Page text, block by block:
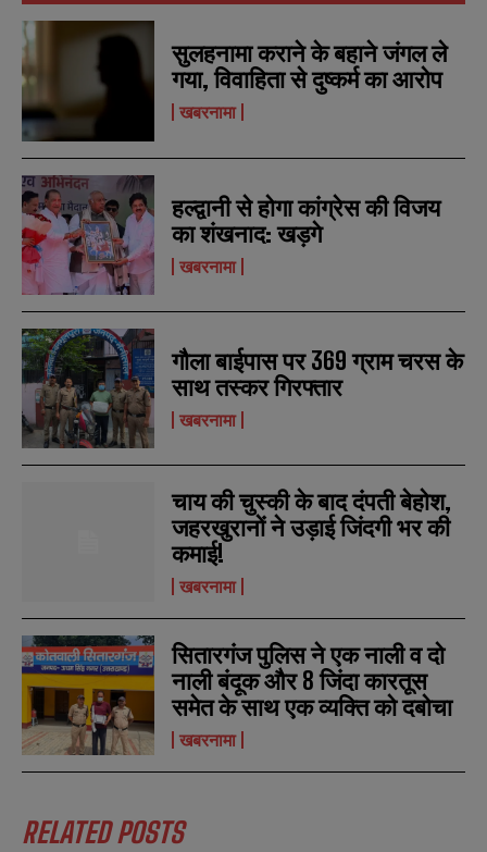
N
a
e
r
s
SUBMIT
N
a
e
r
s
SUBMIT
सुलहनामा कराने के बहाने जंगल ले
गया, विवाहिता से दुष्कर्म का आरोप
खबरनामा
हल्द्वानी से होगा कांग्रेस की विजय
का शंखनाद: खड़गे
खबरनामा
गौला बाईपास पर 369 ग्राम चरस के
साथ तस्कर गिरफ्तार
खबरनामा
चाय की चुस्की के बाद दंपती बेहोश,
जहरखुरानों ने उड़ाई जिंदगी भर की
कमाई!
खबरनामा
सितारगंज पुलिस ने एक नाली व दो
नाली बंदूक और 8 जिंदा कारतूस
समेत के साथ एक व्यक्ति को दबोचा
खबरनामा
RELATED POSTS